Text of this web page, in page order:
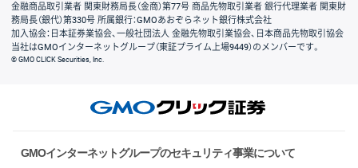
金融商品取引業者 関東財務局長（金商）第77号 商品先物取引業者 銀行代理業者 関東財
務局長（銀代）第330号 所属銀行：GMOあおぞらネット銀行株式会社
加入協会：日本証券業協会、一般社団法人 金融先物取引業協会、日本商品先物取引協会
当社はGMOインターネットグループ（東証プライム上場9449）のメンバーです。
© GMO CLICK Securities, Inc.
GMOインターネットグループのセキュリティ事業について